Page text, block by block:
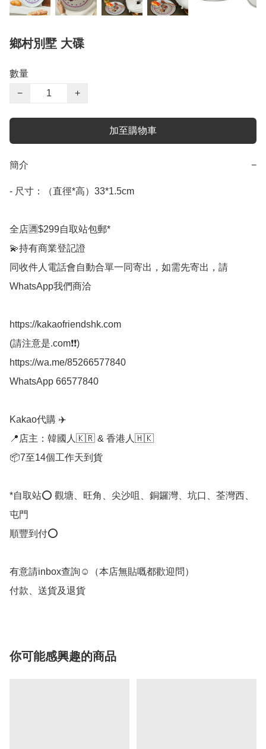
鄉村別墅 大碟
數量
−
+
加至購物車
簡介 −
- 尺寸：（直徑*高）33*1.5cm
全店🈵$299自取站包郵*
💫持有商業登記證
同收件人電話會自動合單一同寄出，如需先寄出，請
WhatsApp我們商洽
https://kakaofriendshk.com
(請注意是.com❗❗)
https://wa.me/85266577840
WhatsApp 66577840
Kakao代購 ✈️
📍店主：韓國人🇰🇷 & 香港人🇭🇰
📦7至14個工作天到貨
*自取站⭕ 觀塘、旺角、尖沙咀、銅鑼灣、坑口、荃灣西、
屯門
順豐到付⭕
有意請inbox查詢☺️（本店無貼嘅都歡迎問） 
付款、送貨及退貨
你可能感興趣的商品